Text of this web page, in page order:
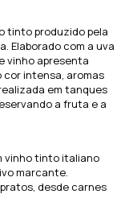
tinto produzido pela
Elaborado com a uva
vinho apresenta
intensa, aromas
em tanques
a fruta e a
vinho tinto italiano
marcante.
desde carnes